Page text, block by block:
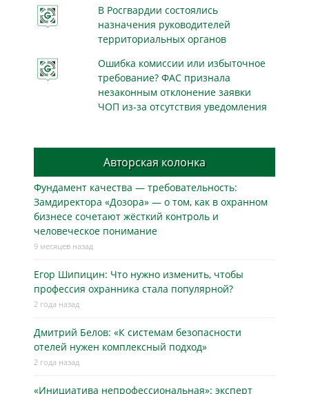
В Росгвардии состоялись
назначения руководителей
территориальных органов
Ошибка комиссии или избыточное
требование? ФАС признала
незаконным отклонение заявки
ЧОП из-за отсутствия уведомления
Авторская колонка
Фундамент качества — требовательность:
Замдиректора «Дозора» — о том, как в охранном
бизнесe сочетают жёсткий контроль и
человеческое понимание
9 месяцев назад
Егор Шипицин: Что нужно изменить, чтобы
профессия охранника стала популярной?
2 года назад
Дмитрий Белов: «К системам безопасности
отелей нужен комплексный подход»
2 года назад
«Инициатива непрофессиональная»: эксперт